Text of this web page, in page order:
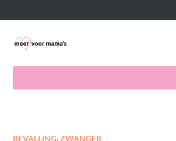
BEVALLING,ZWANGER